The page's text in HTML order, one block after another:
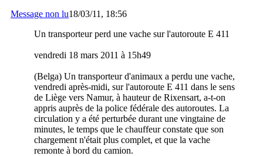
Message non lu18/03/11, 18:56
Un transporteur perd une vache sur l'autoroute E 411
vendredi 18 mars 2011 à 15h49
(Belga) Un transporteur d'animaux a perdu une vache,
vendredi après-midi, sur l'autoroute E 411 dans le sens
de Liège vers Namur, à hauteur de Rixensart, a-t-on
appris auprès de la police fédérale des autoroutes. La
circulation y a été perturbée durant une vingtaine de
minutes, le temps que le chauffeur constate que son
chargement n'était plus complet, et que la vache
remonte à bord du camion.